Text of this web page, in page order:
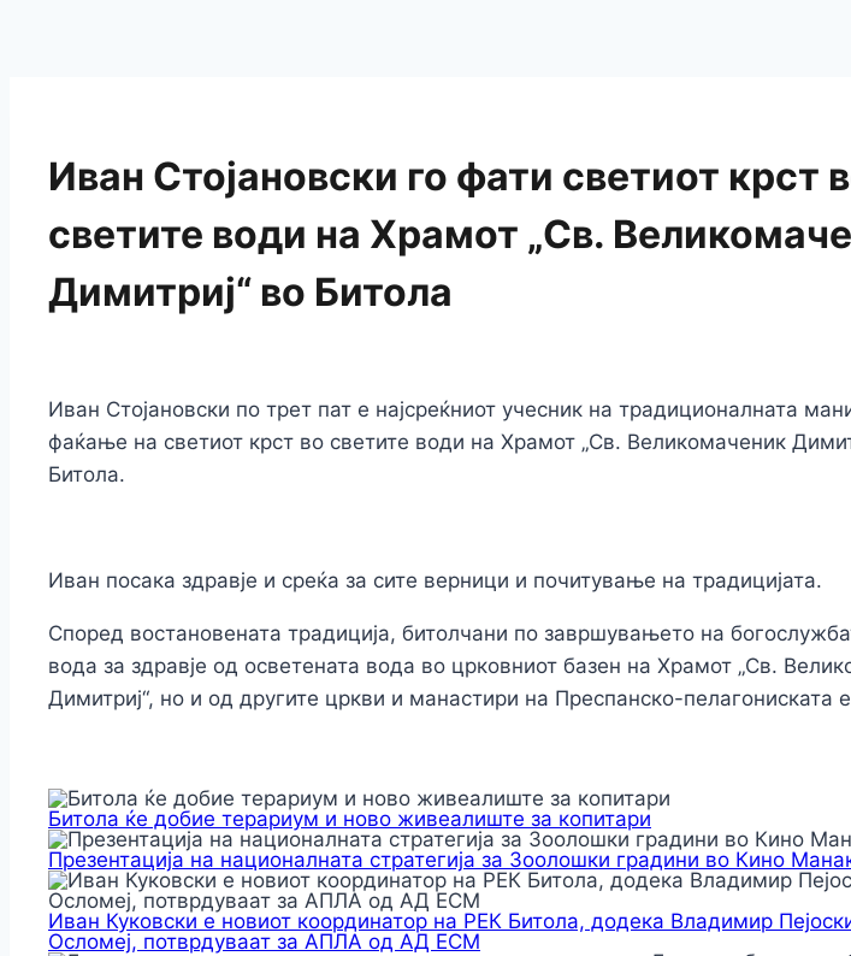
Иван Стојановски го фати светиот крст
светите води на Храмот „Св.
Димитриј“ во Битола
Иван Стојановски по трет пат е најсреќниот учесник на традиционалната
фаќање на светиот крст во светите води на Храмот „Св. Великомаченик
Битола.
Иван посака здравје и среќа за сите верници и почитување на традицијата.
Според востановената традиција, битолчани по завршувањето на
вода за здравје од осветената вода во црковниот базен на Храмот „Св.
Димитриј“, но и од другите цркви и манастири на Преспанско-пелагониската
Битола ќе добие терариум и ново живеалиште за копитари
Презентација на националната стратегија за Зоолошки градини во Кино
Иван Куковски е новиот координатор на РЕК Битола, додека Владимир
Осломеј, потврдуваат за АПЛА од АД ЕСМ